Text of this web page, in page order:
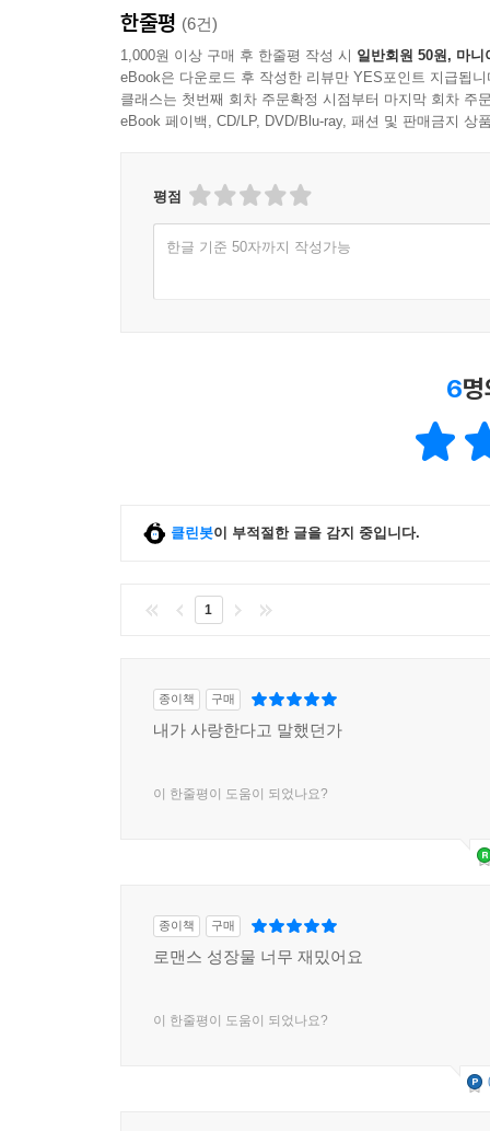
한줄평(6건)
1,000원 이상 구매 후 한줄평 작성 시 일반회원 50원, 마니
eBook은 다운로드 후 작성한 리뷰만 YES포인트 지급됩니
클래스는 첫번째 회차 주문확정 시점부터 마지막 회차 주
평점
종이책 구매
종이책 구매